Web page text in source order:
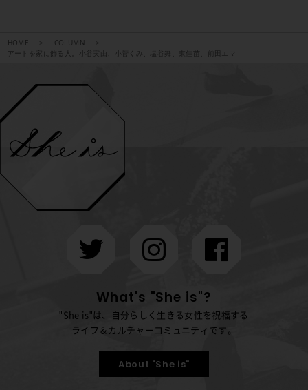
HOME
COLUMN
アートを家に飾る人。小谷実由、小菅くみ、塩谷舞、東佳苗、前田エマ
What's "She is"?
"She is"は、自分らしく生きる女性を祝福する
ライフ＆カルチャーコミュニティです。
About "She is"